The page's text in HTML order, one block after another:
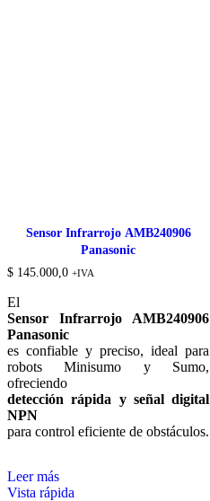
Sensor Infrarrojo AMB240906
Panasonic
$ 145.000,0 +IVA
El
Sensor Infrarrojo AMB240906
Panasonic
es confiable y preciso, ideal para
robots Minisumo y Sumo,
ofreciendo
detección rápida y señal digital
NPN
para control eficiente de obstáculos.
Leer más
Vista rápida